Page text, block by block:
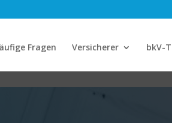
Fragen Versicherer bkV-